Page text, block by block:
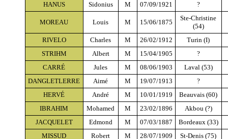
HANUS
Sidonius M 07/09/1921 ?
MOREAU Louis M 15/06/1875
Ste-Christine
(54)
RIVELO
Charles M 26/02/1912
Turin (I)
STRIHM
Albert M 15/04/1905
?
CARRÉ
Jules M 08/06/1903
Laval (53)
DANGLETLERRE
Aimé M 19/07/1913
?
HERVÉ
André M 10/01/1919
Beauvais (60)
IBRAHIM
Mohamed M 23/02/1896
Akbou (?)
JACQUELET
Edmond M 07/03/1887
Bordeaux (33)
MISSUD
Robert M 28/07/1909 St-Denis (75)